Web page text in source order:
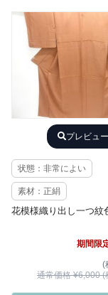
プレビュー
状態：非常によい
素材：正絹
花模様織り出し一つ紋
期間限
(
通常価格 ¥6,000 (